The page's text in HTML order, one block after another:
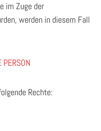
im Zuge der
werden in diesem Fall
PERSON
Rechte: